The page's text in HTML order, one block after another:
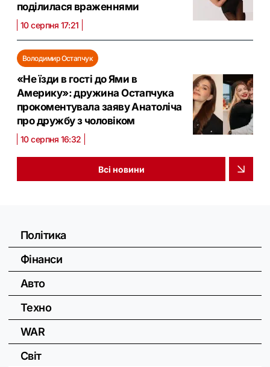
поділилася враженнями
10 серпня 17:21
Володимир Остапчук
«Не їзди в гості до Ями в
Америку»: дружина Остапчука
прокоментувала заяву Анатоліча
про дружбу з чоловіком
10 серпня 16:32
Всі новини
Політика
Фінанси
Авто
Техно
WAR
Світ